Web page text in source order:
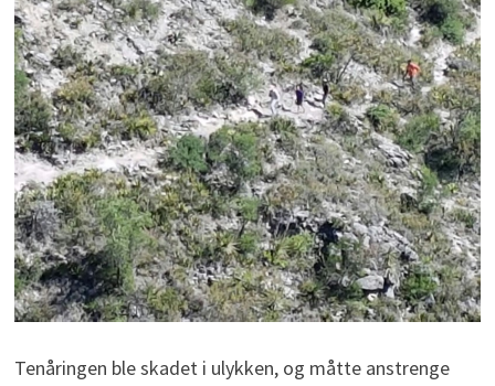
Tenåringen ble skadet i ulykken, og måtte anstrenge